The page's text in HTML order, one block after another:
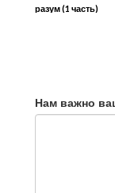
разум (1 часть)
Нам важно